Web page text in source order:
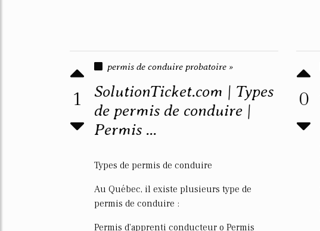
1
permis de conduire probatoire »
SolutionTicket.com | Types
de permis de conduire |
Permis ...
Types de permis de conduire
Au Québec, il existe plusieurs type de
permis de conduire :
Permis d'apprenti conducteur o Permis
0